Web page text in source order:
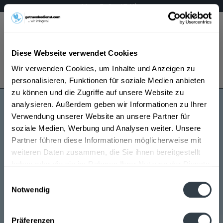
Diese Webseite verwendet Cookies
Wir verwenden Cookies, um Inhalte und Anzeigen zu
personalisieren, Funktionen für soziale Medien anbieten
zu können und die Zugriffe auf unsere Website zu
analysieren. Außerdem geben wir Informationen zu Ihrer
Verwendung unserer Website an unsere Partner für
soziale Medien, Werbung und Analysen weiter. Unsere
Partner führen diese Informationen möglicherweise mit
weiteren Daten zusammen, die Sie ihnen bereitgestellt
Notwendig
Präferenzen
Mo – Fr 9 – 17 Uhr
Menü
Bestellung widerrufen
Es gilt unsere Datenschutzerklärung
Post-Bier
Post-Bier wird in den folgenden Regionen, Städten,